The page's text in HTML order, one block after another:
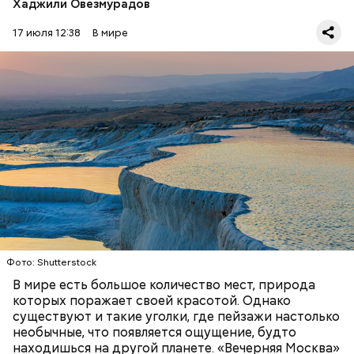
Хаджили Овезмурадов
17 июля 12:38 В мире
Фото: Shutterstock
В мире есть большое количество мест, природа
которых поражает своей красотой. Однако
существуют и такие уголки, где пейзажи настолько
необычные, что появляется ощущение, будто
находишься на другой планете. «Вечерняя Москва»
Термальные источники Памуккале в Турции
выглядят так, будто они сделаны изо льда, но на
самом деле они состоят из отложений известняка.
Горячие источники, насыщенные кальцием,
тысячелетиями создавали эти ступенчатые
бассейны. Сейчас это одна из самых известных
достопримечательностей в Турции.
ПРИРОДА ПЛАНЕТА ЗЕМЛЯ ТУРИЗМ
Стив Балмер
Фото: Shutterstock